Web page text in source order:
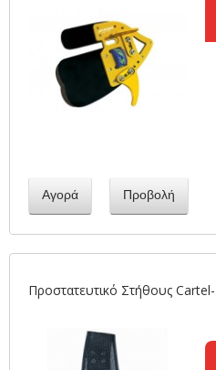
Αγορά Προβολή
Προστατευτικό Στήθους